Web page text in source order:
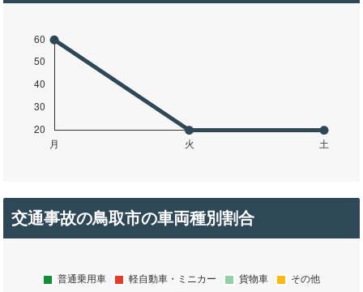
交通事故の鳥取市の車両種別割合